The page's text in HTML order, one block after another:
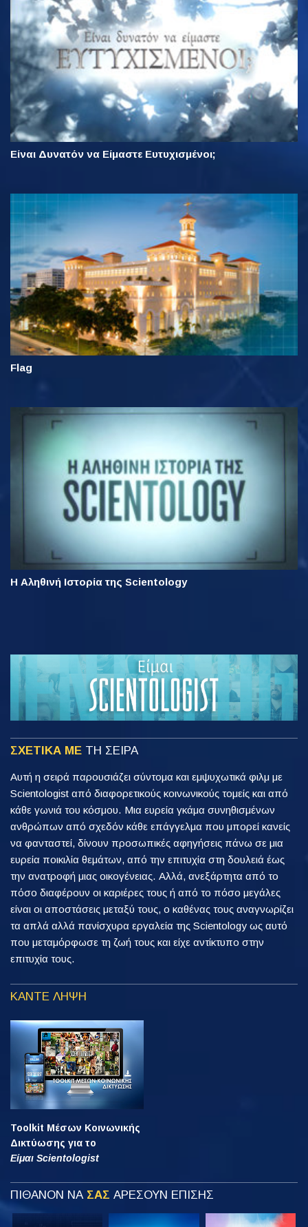
Είναι Δυνατόν να Είμαστε Ευτυχισμένοι;
Flag
Η Αληθινή Ιστορία της Scientology
ΣΧΕΤΙΚΑ ΜΕ ΤΗ ΣΕΙΡΑ
Αυτή η σειρά παρουσιάζει σύντομα και εμψυχωτικά φιλμ με
Scientologist από διαφορετικούς κοινωνικούς τομείς και από
κάθε γωνιά του κόσμου. Μια ευρεία γκάμα συνηθισμένων
ανθρώπων από σχεδόν κάθε επάγγελμα που μπορεί κανείς
να φανταστεί, δίνουν προσωπικές αφηγήσεις πάνω σε μια
ευρεία ποικιλία θεμάτων, από την επιτυχία στη δουλειά έως
την ανατροφή μιας οικογένειας. Αλλά, ανεξάρτητα από το
πόσο διαφέρουν οι καριέρες τους ή από το πόσο μεγάλες
είναι οι αποστάσεις μεταξύ τους, ο καθένας τους αναγνωρίζει
τα απλά αλλά πανίσχυρα εργαλεία της Scientology ως αυτό
που μεταμόρφωσε τη ζωή τους και είχε αντίκτυπο στην
επιτυχία τους.
ΚΑΝΤΕ ΛΗΨΗ
Toolkit Μέσων Κοινωνικής
Δικτύωσης για το
Είμαι Scientologist
ΠΙΘΑΝΟΝ ΝΑ ΣΑΣ ΑΡΕΣΟΥΝ ΕΠΙΣΗΣ